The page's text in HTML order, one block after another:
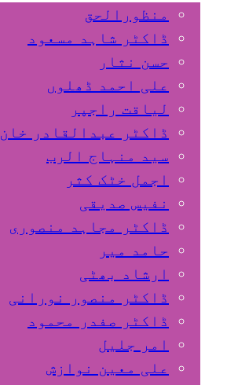
منظورالحق
ڈاکٹر شاہد مسعود
حسن نثار
علی احمد ڈھلوں
لیاقت راجپر
ڈاکٹر عبدالقادر خان
سید منہاج الرب
اجمل خٹک کثر
نفیس صدیقی
ڈاکٹر مجاہد منصوری
حامد میر
ارشاد بھٹی
ڈاکٹر منصور نورانی
ڈاکٹر صفدر محمود
امر جلیل
علی معین نوازش